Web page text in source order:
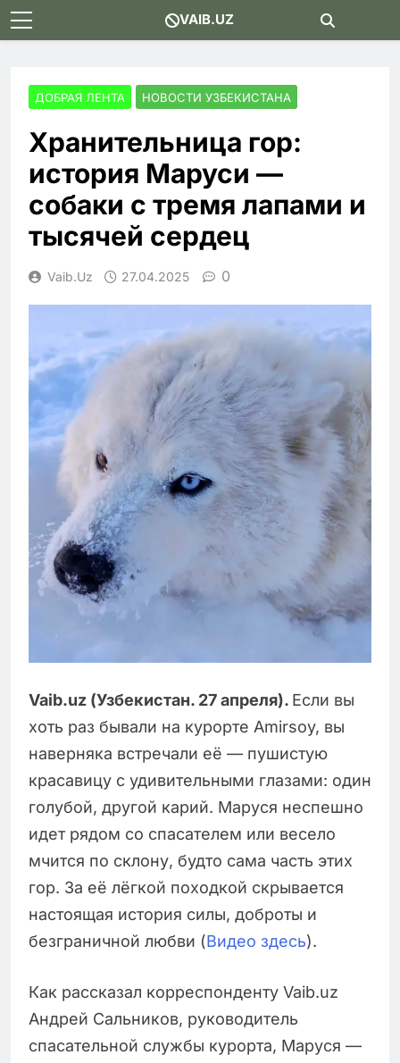
Skip
to
VAIB.UZ
ДОБРАЯ ЛЕНТА НОВОСТИ УЗБЕКИСТАНА
Хранительница гор:
история Маруси —
собаки с тремя лапами и
тысячей сердец
Vaib.uz 27.04.2025 0
Vaib.uz (Узбекистан. 27 апреля). Если вы
хоть раз бывали на курорте Amirsoy, вы
наверняка встречали её — пушистую
красавицу с удивительными глазами: один
голубой, другой карий. Маруся неспешно
идет рядом со спасателем или весело
мчится по склону, будто сама часть этих
гор. За её лёгкой походкой скрывается
настоящая история силы, доброты и
безграничной любви (Видео здесь).
Как рассказал корреспонденту Vaib.uz
Андрей Сальников, руководитель
спасательной службы курорта, Маруся —